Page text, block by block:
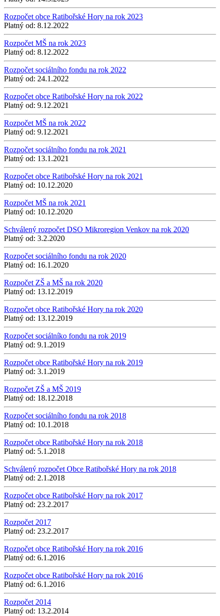
Rozpočet obce Ratibořské Hory na rok 2023
Platný od: 8.12.2022
Rozpočet MŠ na rok 2023
Platný od: 8.12.2022
Rozpočet sociálního fondu na rok 2022
Platný od: 24.1.2022
Rozpočet obce Ratibořské Hory na rok 2022
Platný od: 9.12.2021
Rozpočet MŠ na rok 2022
Platný od: 9.12.2021
Rozpočet sociálního fondu na rok 2021
Platný od: 13.1.2021
Rozpočet obce Ratibořské Hory na rok 2021
Platný od: 10.12.2020
Rozpočet MŠ na rok 2021
Platný od: 10.12.2020
Schválený rozpočet DSO Mikroregion Venkov na rok 2020
Platný od: 3.2.2020
Rozpočet sociálního fondu na rok 2020
Platný od: 16.1.2020
Rozpočet ZŠ a MŠ na rok 2020
Platný od: 13.12.2019
Rozpočet obce Ratibořské Hory na rok 2020
Platný od: 13.12.2019
Rozpočet sociálníko fondu na rok 2019
Platný od: 9.1.2019
Rozpočet obce Ratibořské Hory na rok 2019
Platný od: 3.1.2019
Rozpočet ZŠ a MŠ 2019
Platný od: 18.12.2018
Rozpočet sociálního fondu na rok 2018
Platný od: 10.1.2018
Rozpočet obce Ratibořské Hory na rok 2018
Platný od: 5.1.2018
Schválený rozpočet Obce Ratibořské Hory na rok 2018
Platný od: 2.1.2018
Rozpočet obce Ratibořské Hory na rok 2017
Platný od: 23.2.2017
Rozpočet 2017
Platný od: 23.2.2017
Rozpočet obce Ratibořské Hory na rok 2016
Platný od: 6.1.2016
Rozpočet obce Ratibořské Hory na rok 2016
Platný od: 6.1.2016
Rozpočet 2014
Platný od: 13.2.2014